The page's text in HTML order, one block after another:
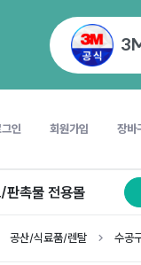
인 회원가입 장바
판촉물 전용몰
공산/식료품/렌탈 수공